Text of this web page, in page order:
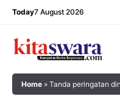
Skip
content
Today7 August 2026
Home » Tanda peringatan